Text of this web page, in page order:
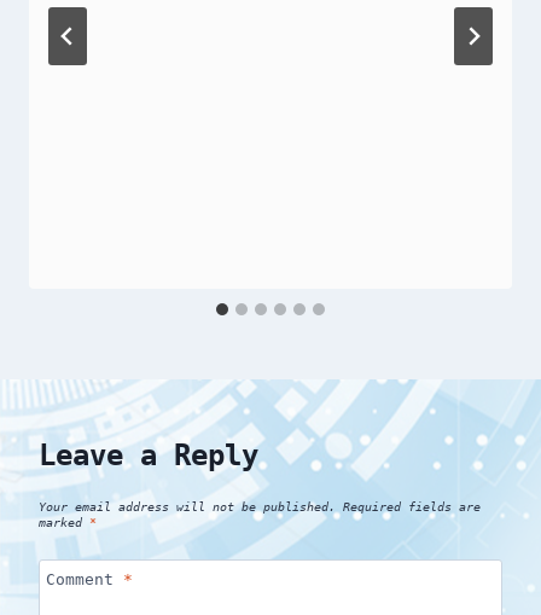
Leave a Reply
Your email address will not be published.
Required fields are
marked *
Comment *